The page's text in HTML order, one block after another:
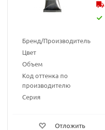
Бренд/Производитель
Цвет
Объем
Код оттенка по
производителю
Серия
Отложить